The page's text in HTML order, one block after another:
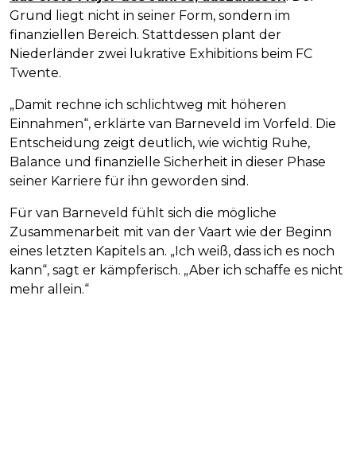
Grund liegt nicht in seiner Form, sondern im
finanziellen Bereich. Stattdessen plant der
Niederländer zwei lukrative Exhibitions beim FC
Twente.
„Damit rechne ich schlichtweg mit höheren
Einnahmen“, erklärte van Barneveld im Vorfeld. Die
Entscheidung zeigt deutlich, wie wichtig Ruhe,
Balance und finanzielle Sicherheit in dieser Phase
seiner Karriere für ihn geworden sind.
Für van Barneveld fühlt sich die mögliche
Zusammenarbeit mit van der Vaart wie der Beginn
eines letzten Kapitels an. „Ich weiß, dass ich es noch
kann“, sagt er kämpferisch. „Aber ich schaffe es nicht
mehr allein.“